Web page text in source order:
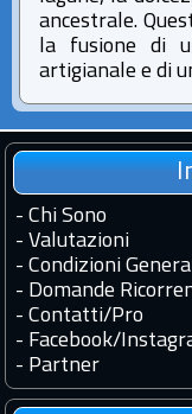
ancestrale.
la fusione di
artigianale e di
- Chi Sono
- Valutazioni
- Condizioni
- Domande
- Contatti/Pro
- Facebook/
- Partner